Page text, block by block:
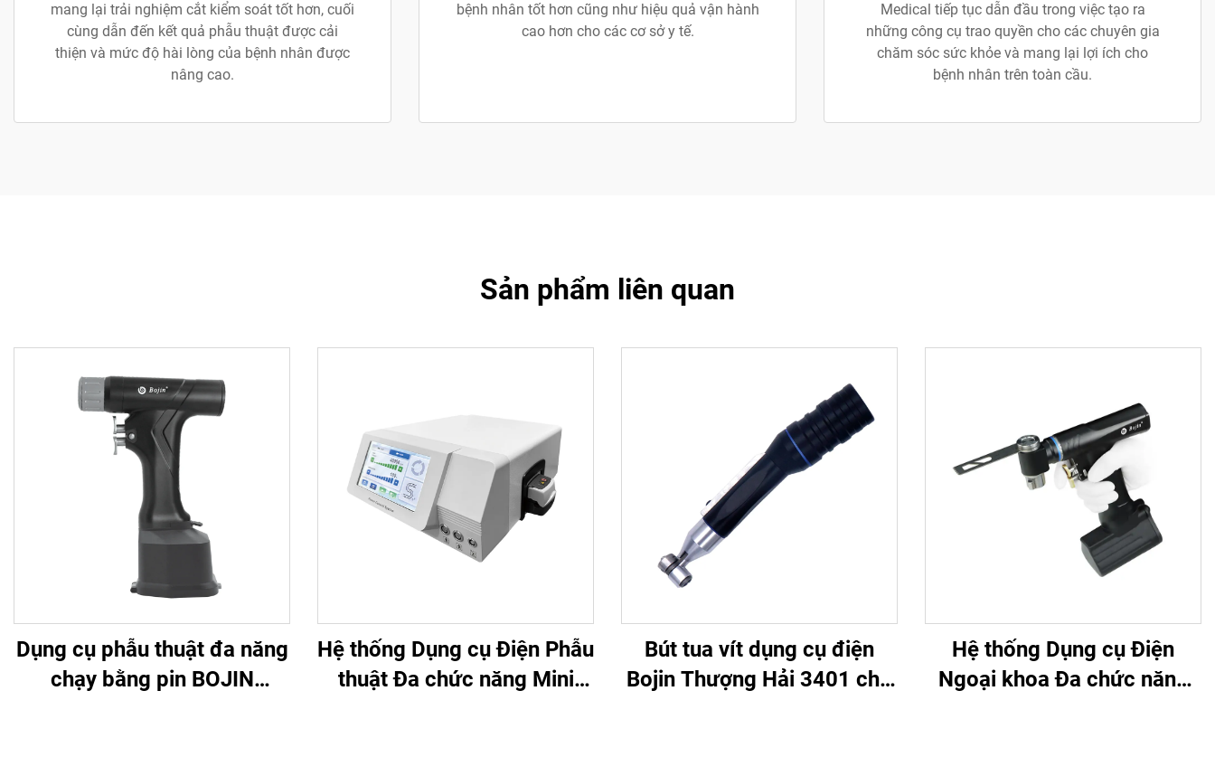
mang lại trải nghiệm cắt kiểm soát tốt hơn, cuối
cùng dẫn đến kết quả phẫu thuật được cải
thiện và mức độ hài lòng của bệnh nhân được
nâng cao.
bệnh nhân tốt hơn cũng như hiệu quả vận hành
cao hơn cho các cơ sở y tế.
Medical tiếp tục dẫn đầu trong việc tạo ra
những công cụ trao quyền cho các chuyên gia
chăm sóc sức khỏe và mang lại lợi ích cho
bệnh nhân trên toàn cầu.
Sản phẩm liên quan
Dụng cụ phẫu thuật đa năng
chạy bằng pin BOJIN
Hệ thống Dụng cụ Điện Phẫu
thuật Đa chức năng Mini
Bút tua vít dụng cụ điện
Bojin Thượng Hải 3401 cho
Hệ thống Dụng cụ Điện
Ngoại khoa Đa chức năng